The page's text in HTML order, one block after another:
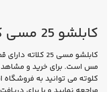
کابلشو 25 مسی کلاته
مس است. برای خرید و
کلوته می توانید به فروشگاه